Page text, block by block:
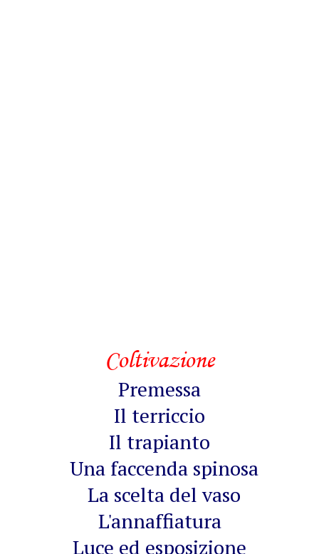
Coltivazione
Premessa
Il terriccio
Il trapianto
Una faccenda spinosa
La scelta del vaso
L'annaffiatura
Luce ed esposizione